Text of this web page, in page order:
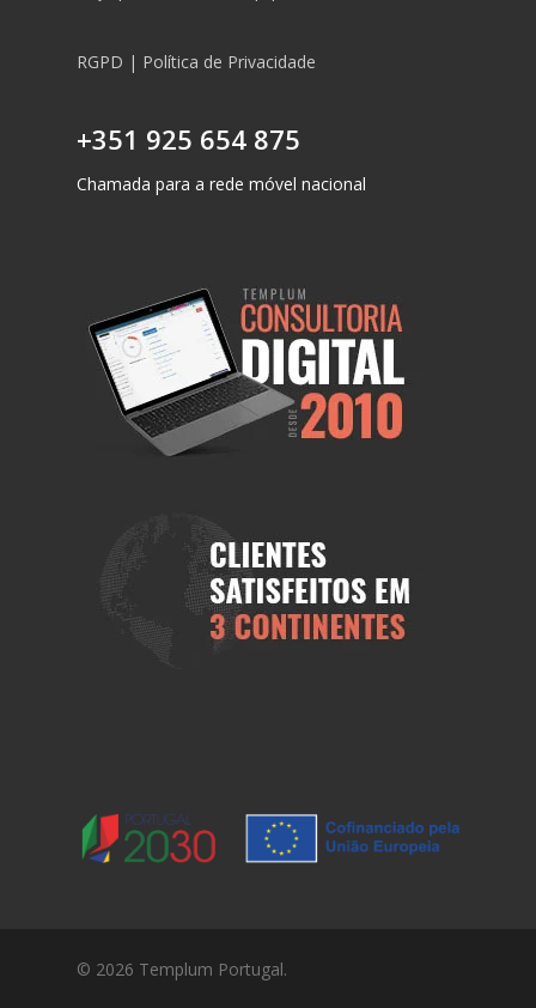
RGPD | Política de Privacidade
+351 925 654 875
Chamada para a rede móvel nacional
© 2026 Templum Portugal.